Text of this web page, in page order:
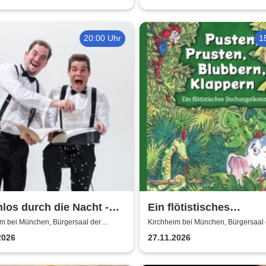
20:00 Uhr
durch die Nacht -
der
bei München, Bürgersaal der
Kirchheim
Ein flötistisches
Dschungelkonzert -
Bürgersaal der
Kirchheim
Kirchheim bei München, Bürgersaal
Gemeinde Kirchheim
27.11.2026